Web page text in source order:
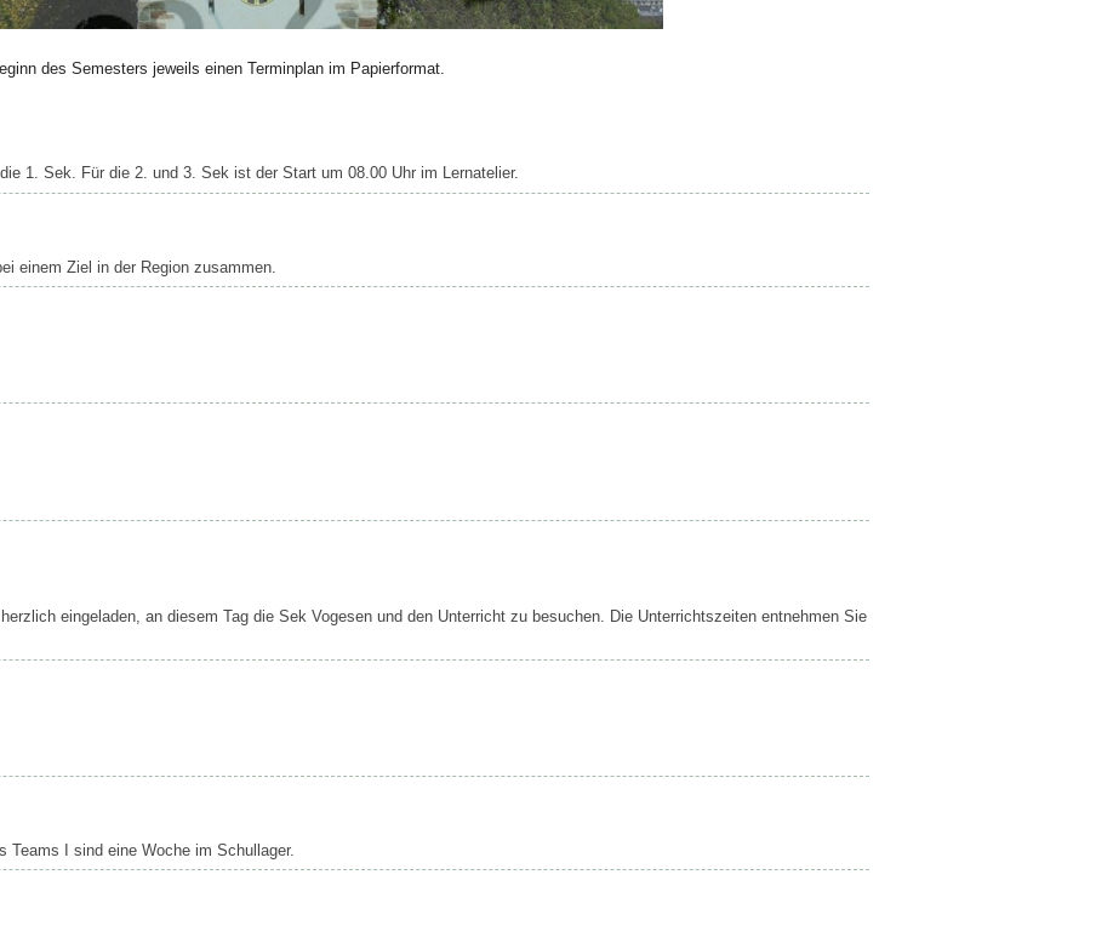
des Semesters jeweils einen Terminplan im Papierformat.
1. Sek. Für die 2. und 3. Sek ist der Start um 08.00 Uhr im Lernatelier.
einem Ziel in der Region zusammen.
eingeladen, an diesem Tag die Sek Vogesen und den Unterricht zu besuchen. Die Unterrichtszeiten entnehmen Sie
Teams I sind eine Woche im Schullager.